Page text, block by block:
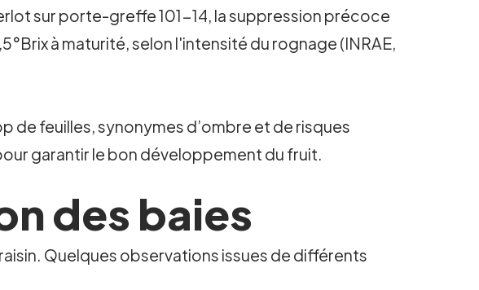
sur porte-greffe 101-14, la suppression précoce
à maturité, selon l'intensité du rognage (INRAE,
de feuilles, synonymes d’ombre et de risques
garantir le bon développement du fruit.
des baies
Quelques observations issues de différents